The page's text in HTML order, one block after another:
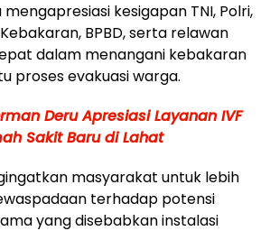
kesigapan TNI, Polri,
BPBD, serta relawan
dalam menangani kebakaran
proses evakuasi warga.
Deru Apresiasi Layanan IVF
Sakit Baru di Lahat
masyarakat untuk lebih
terhadap potensi
yang disebabkan instalasi